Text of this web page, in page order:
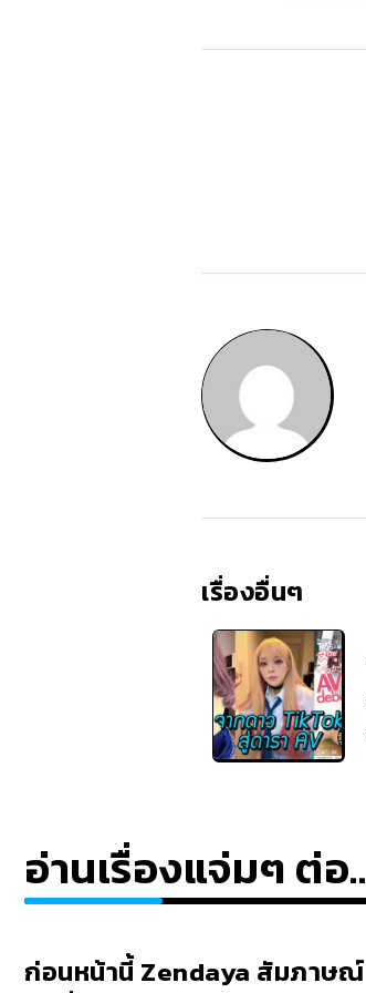
เรื่องอื่นๆ
อ่านเรื่องแจ่มๆ ต่อ..
ก่อนหน้านี้ Zendaya สัมภาษณ์